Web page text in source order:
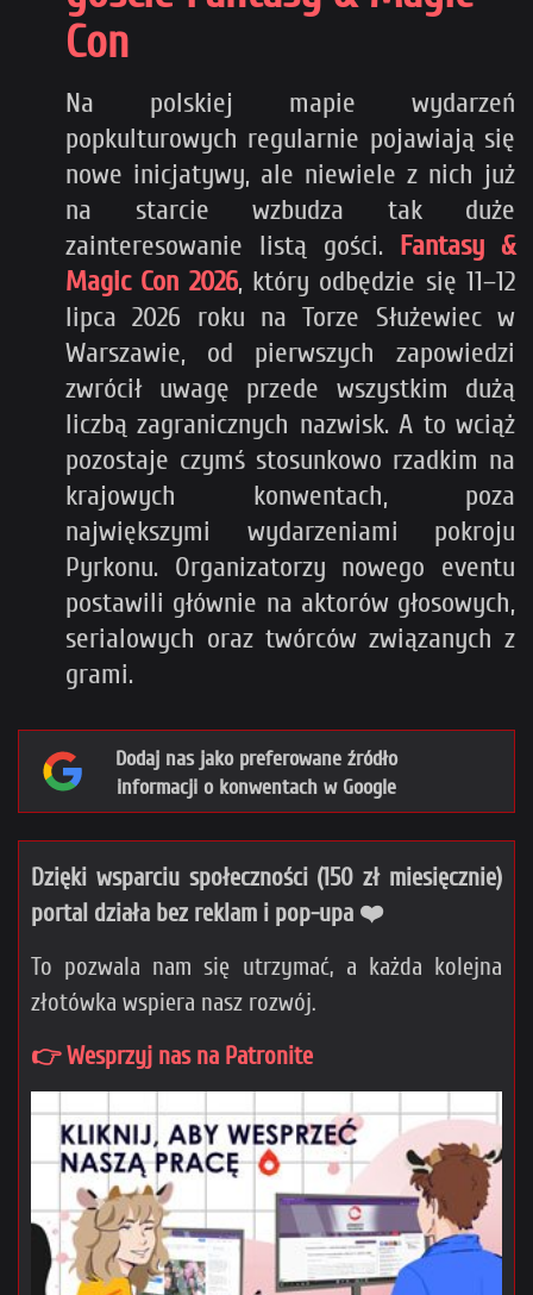
Con
Na polskiej mapie wydarzeń
popkulturowych regularnie pojawiają się
nowe inicjatywy, ale niewiele z nich już
na starcie wzbudza tak duże
zainteresowanie listą gości. Fantasy &
Magic Con 2026, który odbędzie się 11–12
lipca 2026 roku na Torze Służewiec w
Warszawie, od pierwszych zapowiedzi
zwrócił uwagę przede wszystkim dużą
liczbą zagranicznych nazwisk. A to wciąż
pozostaje czymś stosunkowo rzadkim na
krajowych konwentach, poza
największymi wydarzeniami pokroju
Pyrkonu. Organizatorzy nowego eventu
postawili głównie na aktorów głosowych,
serialowych oraz twórców związanych z
grami.
Dodaj nas jako preferowane źródło
informacji o konwentach w Google
Dzięki wsparciu społeczności (150 zł miesięcznie)
portal działa bez reklam i pop-upa ❤️
To pozwala nam się utrzymać, a każda kolejna
złotówka wspiera nasz rozwój.
👉 Wesprzyj nas na Patronite